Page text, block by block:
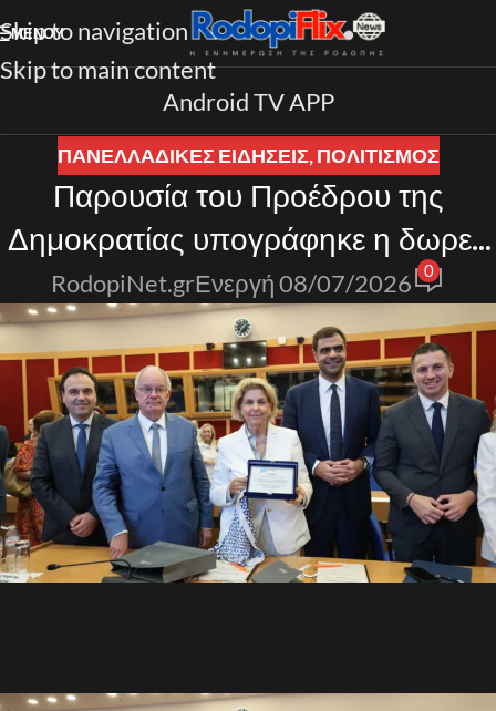
Skip to navigation
Skip to main content
ΜΕΝΟΎ
Android TV APP
ΠΑΝΕΛΛΑΔΙΚΈΣ ΕΙΔΉΣΕΙΣ,ΠΟΛΙΤΙΣΜΟΣ
Παρουσία του Προέδρου της
Δημοκρατίας υπογράφηκε η δωρεά
της βιβλιοθήκης Βοβολίνη
RodopiNet.grΕνεργή 08/07/2026 0